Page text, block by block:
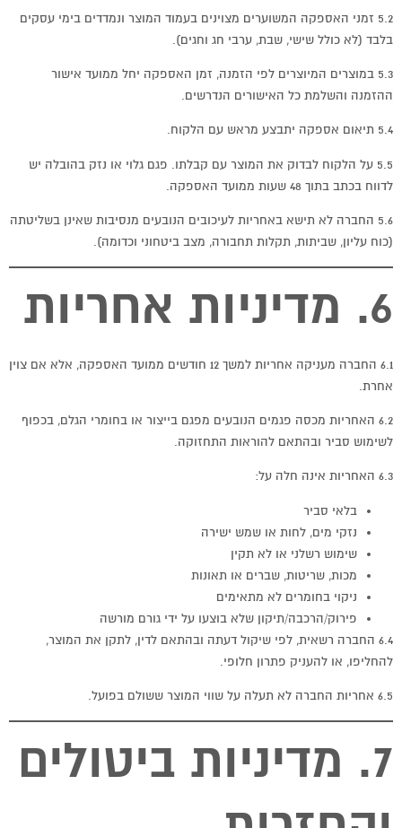
5.2 זמני האספקה המשוערים מצוינים בעמוד המוצר ונמדדים בימי עסקים
בלבד (לא כולל שישי, שבת, ערבי חג וחגים).
5.3 במוצרים המיוצרים לפי הזמנה, זמן האספקה יחל ממועד אישור
ההזמנה והשלמת כל האישורים הנדרשים.
5.4 תיאום אספקה יתבצע מראש עם הלקוח.
5.5 על הלקוח לבדוק את המוצר עם קבלתו. פגם גלוי או נזק בהובלה יש
לדווח בכתב בתוך 48 שעות ממועד האספקה.
5.6 החברה לא תישא באחריות לעיכובים הנובעים מנסיבות שאינן בשליטתה
(כוח עליון, שביתות, תקלות תחבורה, מצב ביטחוני וכדומה).
6. מדיניות אחריות
6.1 החברה מעניקה אחריות למשך 12 חודשים ממועד האספקה, אלא אם צוין
אחרת.
6.2 האחריות מכסה פגמים הנובעים מפגם בייצור או בחומרי הגלם, בכפוף
לשימוש סביר ובהתאם להוראות התחזוקה.
6.3 האחריות אינה חלה על:
בלאי סביר
נזקי מים, לחות או שמש ישירה
שימוש רשלני או לא תקין
מכות, שריטות, שברים או תאונות
ניקוי בחומרים לא מתאימים
פירוק/הרכבה/תיקון שלא בוצעו על ידי גורם מורשה
6.4 החברה רשאית, לפי שיקול דעתה ובהתאם לדין, לתקן את המוצר,
להחליפו, או להעניק פתרון חלופי.
6.5 אחריות החברה לא תעלה על שווי המוצר ששולם בפועל.
7. מדיניות ביטולים